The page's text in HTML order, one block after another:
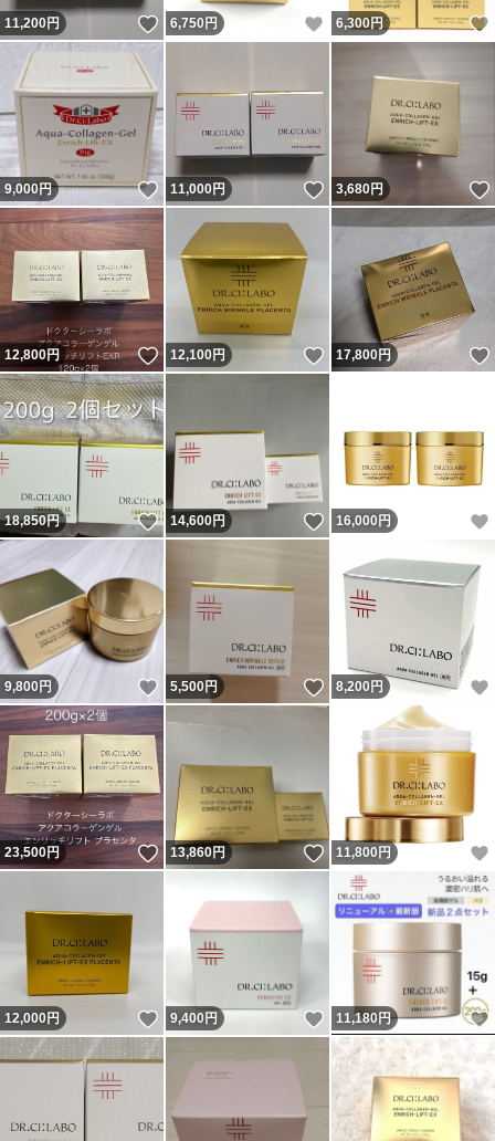
11,200円 いいね！
6,750 円 いいね！
6,300円
9,000円 いいね！
11,000円 いいね！
3,680円
12,800円 いいね！
12,100円 いいね！
17,800円
18,850円 いいね！
14,600円 いいね！
16,000 円
9,800円 いいね！
5,500円 いいね！
8,200 円
23,500円 いいね！
13,860円 いいね！
11,800 円
12,000円 いいね！
9,400 円 いいね！
11,180円